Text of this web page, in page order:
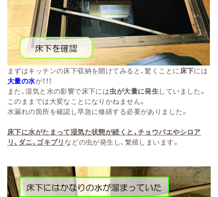
まずはキッチンの床下収納を開けてみると、驚くことに床下には
大量の水が！！！
また、湿気と水の影響で床下には虫が大量に発生していました。
このままでは大変なことになりかねません。
水漏れの箇所を確認し早急に修繕する必要がありました。
床下に水がたまって湿気た状態が続くと、チョウバエやシロア
リ、ダニ、ゴキブリ などの虫が発生し、繁殖しまいます。